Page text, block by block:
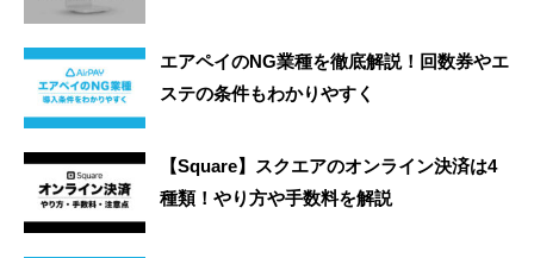
エアペイのNG業種を徹底解説！回数券やエ
ステの条件もわかりやすく
【Square】スクエアのオンライン決済は4
種類！やり方や手数料を解説